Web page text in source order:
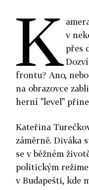
K v
přes
frontu? Ano,
na obrazovce
herní "level"
Kateřina
záměrně. Diváka
se v běžném
politickým
v Budapešti, kde